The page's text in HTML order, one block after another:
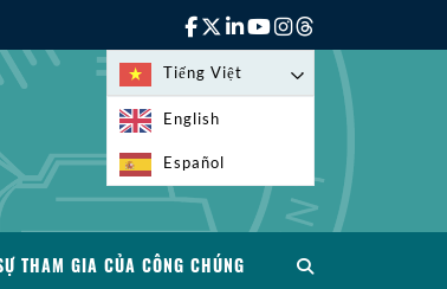
Tiếng Việt
English
Español
THAM GIA CỦA CÔNG CHÚNG